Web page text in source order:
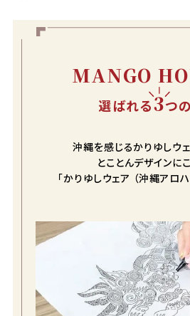
MANGO
選ばれる3つ
沖縄を感じるかりゆしウ
とことんデザインに
「かりゆしウェア （沖縄アロ